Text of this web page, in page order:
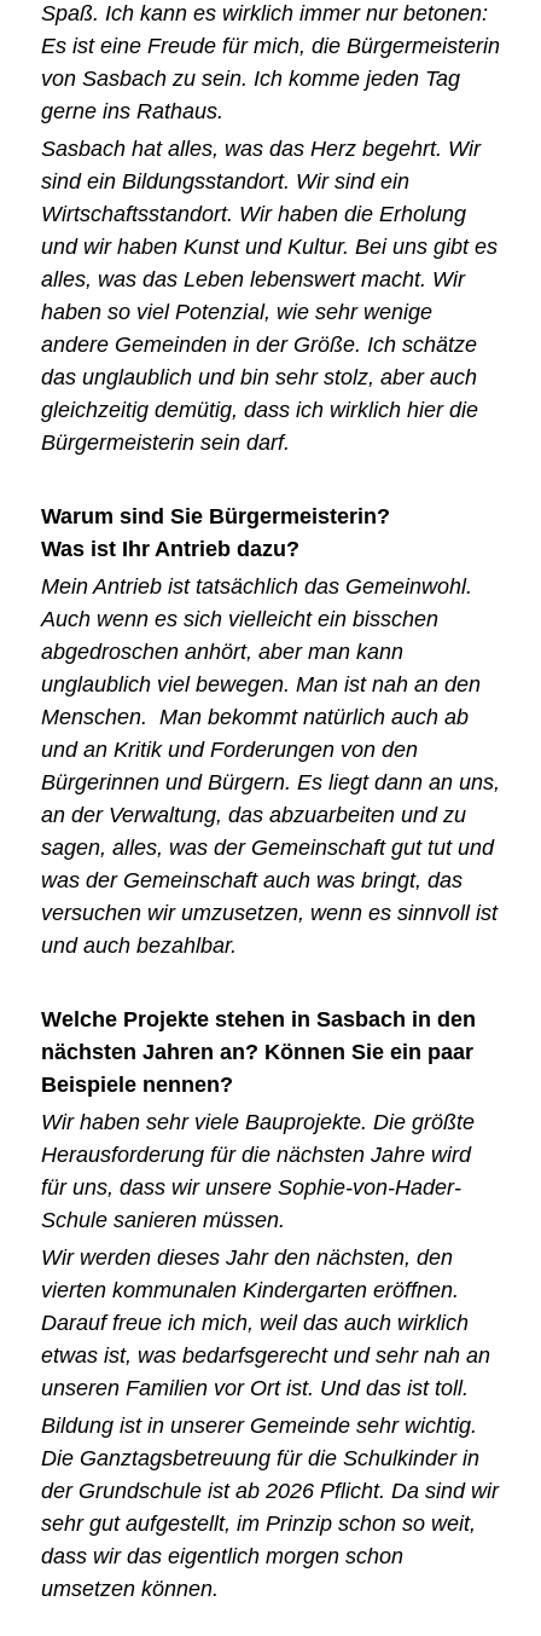
Spaß. Ich kann es wirklich immer nur betonen:
Es ist eine Freude für mich, die Bürgermeisterin
von Sasbach zu sein. Ich komme jeden Tag
gerne ins Rathaus.
Sasbach hat alles, was das Herz begehrt. Wir
sind ein Bildungsstandort. Wir sind ein
Wirtschaftsstandort. Wir haben die Erholung
und wir haben Kunst und Kultur. Bei uns gibt es
alles, was das Leben lebenswert macht. Wir
haben so viel Potenzial, wie sehr wenige
andere Gemeinden in der Größe. Ich schätze
das unglaublich und bin sehr stolz, aber auch
gleichzeitig demütig, dass ich wirklich hier die
Bürgermeisterin sein darf.
Warum sind Sie Bürgermeisterin?
Was ist Ihr Antrieb dazu?
Mein Antrieb ist tatsächlich das Gemeinwohl.
Auch wenn es sich vielleicht ein bisschen
abgedroschen anhört, aber man kann
unglaublich viel bewegen. Man ist nah an den
Menschen. Man bekommt natürlich auch ab
und an Kritik und Forderungen von den
Bürgerinnen und Bürgern. Es liegt dann an uns,
an der Verwaltung, das abzuarbeiten und zu
sagen, alles, was der Gemeinschaft gut tut und
was der Gemeinschaft auch was bringt, das
versuchen wir umzusetzen, wenn es sinnvoll ist
und auch bezahlbar.
Welche Projekte stehen in Sasbach in den
nächsten Jahren an? Können Sie ein paar
Beispiele nennen?
Wir haben sehr viele Bauprojekte. Die größte
Herausforderung für die nächsten Jahre wird
für uns, dass wir unsere Sophie-von-Hader-
Schule sanieren müssen.
Wir werden dieses Jahr den nächsten, den
vierten kommunalen Kindergarten eröffnen.
Darauf freue ich mich, weil das auch wirklich
etwas ist, was bedarfsgerecht und sehr nah an
unseren Familien vor Ort ist. Und das ist toll.
Bildung ist in unserer Gemeinde sehr wichtig.
Die Ganztagsbetreuung für die Schulkinder in
der Grundschule ist ab 2026 Pflicht. Da sind wir
sehr gut aufgestellt, im Prinzip schon so weit,
dass wir das eigentlich morgen schon
umsetzen können.